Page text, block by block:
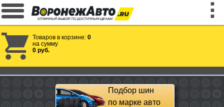
Товаров в корзине: 0
на сумму
0 руб.
Подбор шин
по марке авто